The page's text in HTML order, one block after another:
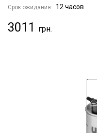
Срок ожидания: 12 часов
3011